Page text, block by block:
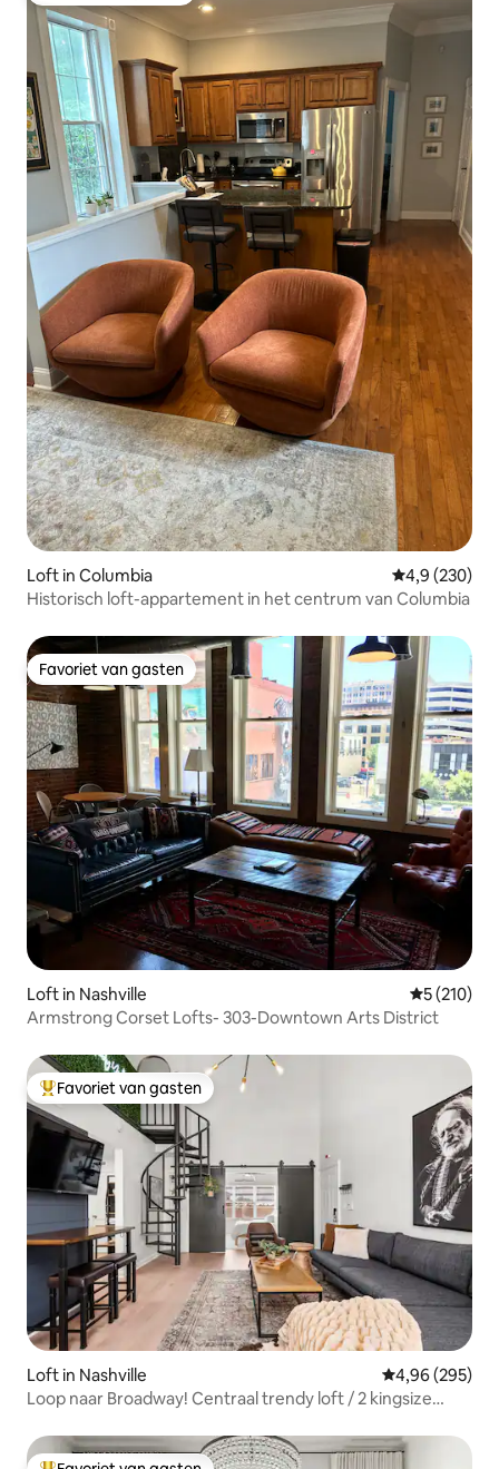
Loft in Columbia Gemiddelde
4,9 (230)
Historisch loft-appartement in het centrum van Columbia
Favoriet van gasten
Favoriet van gasten
Loft in Nashville
5 (210)
Armstrong Corset Lofts- 303-Downtown Arts District
Topfavoriet van gasten
Favoriet van gasten
Loft in Nashville Gemiddelde
4,96 (295)
Loop naar Broadway! Centraal trendy loft / 2 kingsize